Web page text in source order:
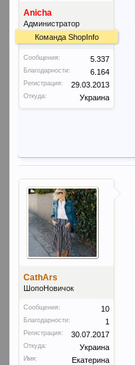
Anicha
Администратор
Команда ShopInfo
Сообщения: 5.337
Благодарности: 6.164
Регистрация: 29.03.2013
Откуда: Украина
CathArs
ШопоНовичок
Сообщения: 10
Благодарности: 1
Регистрация: 30.07.2017
Откуда: Украина
Имя: Екатерина